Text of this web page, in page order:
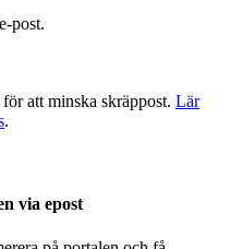
post.
att minska skräppost. Lär
.
via epost